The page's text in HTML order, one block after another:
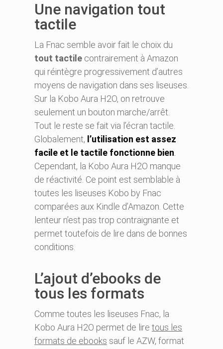
Une navigation tout
tactile
La Fnac semble avoir fait le choix du
tout tactile contrairement à Amazon
qui réintègre progressivement d’autres
moyens de navigation dans ses liseuses.
Sur la Kobo Aura H2O, on retrouve
seulement un bouton marche/arrêt.
Tout le reste se fait via l’écran tactile.
Globalement, l’utilisation est assez
facile et le tactile fonctionne bien.
Cependant, la Kobo Aura H2O manque
de réactivité. Ce point est semblable à
toutes les liseuses Kobo by Fnac
comparées aux Kindle d’Amazon. Cette
lenteur n’est pas trop contraignante et
permet toutefois de lire dans de bonnes
conditions.
L’ajout d’ebooks de
tous les formats
Comme toutes les liseuses Fnac, la
Kobo Aura H2O permet de lire tous les
formats de ebooks sauf le AZW, format